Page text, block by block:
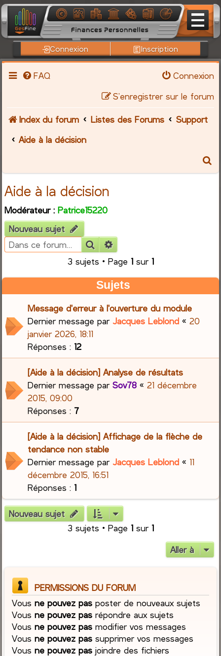
Connexion Inscription
FAQ
Connexion
S’enregistrer sur le forum
Index du forum Listes des Forums
Support
Aide à la décision
c
Aide à la décision
Modérateur : Patrice15220
Nouveau sujet
Rechercher
3 sujets • Page 1sur 1
Sujets
Message d'erreur à l'ouverture du module
Dernier message parJacques Leblond «20
janvier 2026, 18:11
Réponses :12
[Aide à la décision] Analyse de résultats
Dernier message parSov78 «21 décembre
2015, 09:00
Réponses : 7
[Aide à la décision] Affichage de la flèche de
tendance non stable
Dernier message parJacques Leblond « 11
décembre 2015, 16:51
Réponses :1
Nouveau sujet
3 sujets • Page 1sur 1
Aller à
PERMISSIONS DU FORUM
Vousne pouvez pas poster de nouveaux sujets
Vousne pouvez pas répondre aux sujets
Vousne pouvez pas modifier vos messages
Vousne pouvez pas supprimer vos messages
Vousne pouvez pas joindre des fichiers